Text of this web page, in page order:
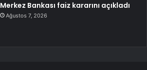
Merkez Bankası faiz kararını açıkladı
Ağustos 7, 2026